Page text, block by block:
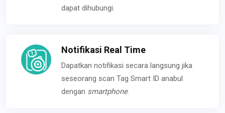
dapat dihubungi.
Notifikasi Real Time
Dapatkan notifikasi secara langsung jika
seseorang scan Tag Smart ID anabul
dengan smartphone.